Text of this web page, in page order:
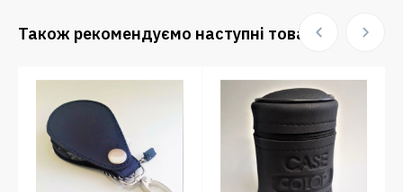
Також рекомендуємо наступні товари: